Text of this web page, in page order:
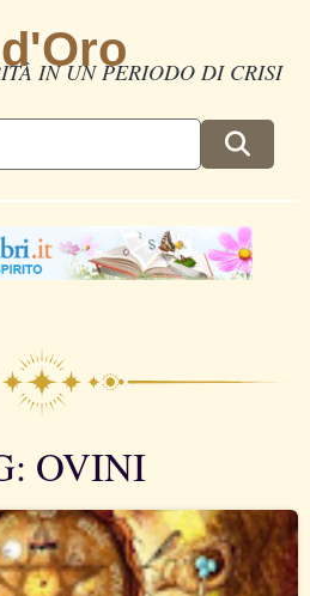
IN UN PERIODO DI CRISI
OVINI